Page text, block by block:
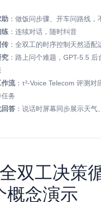
助：做饭问步骤、开车问路线，
练：连续对话，随时纠音
传：全双工的时序控制天然适配
究：路上问个难题，GPT-5.5 后
流：τ³-Voice Telecom 评测对
务
答：说话时屏幕同步展示天气
双工决策
概念演示